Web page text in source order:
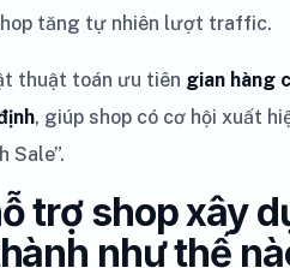
tăng tự nhiên lượt traffic.
thuật toán ưu tiên gian hàng
, giúp shop có cơ hội xuất
Sale”.
trợ shop xây
như thế